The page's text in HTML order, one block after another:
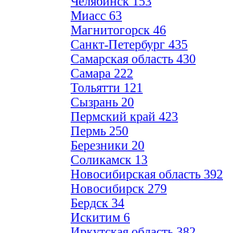
Миасс 63
Магнитогорск 46
Санкт-Петербург 435
Самарская область 430
Самара 222
Тольятти 121
Сызрань 20
Пермский край 423
Пермь 250
Березники 20
Соликамск 13
Новосибирская область 392
Новосибирск 279
Бердск 34
Искитим 6